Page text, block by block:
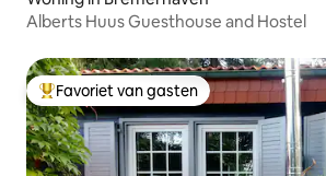
Alberts Huus Guesthouse and Hostel
Topfavoriet van gasten
Favoriet van gasten